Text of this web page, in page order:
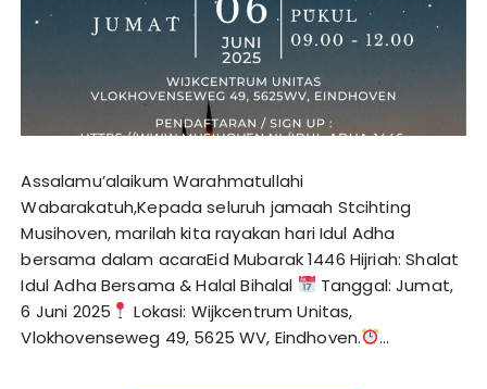
Assalamu’alaikum Warahmatullahi
Wabarakatuh,Kepada seluruh jamaah Stcihting
Musihoven, marilah kita rayakan hari Idul Adha
bersama dalam acaraEid Mubarak 1446 Hijriah: Shalat
Idul Adha Bersama & Halal Bihalal
Tanggal: Jumat,
6 Juni 2025
Lokasi: Wijkcentrum Unitas,
Vlokhovenseweg 49, 5625 WV, Eindhoven.
…